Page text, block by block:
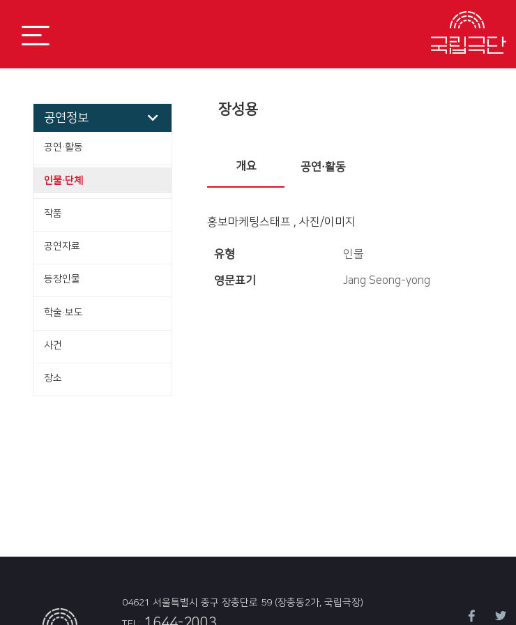
공연정보
공연·활동
인물·단체
작품
공연자료
등장인물
학술·보도
사건
장소
장성용
개요 공연·활동
홍보마케팅스태프 , 사진/이미지
유형 인물
영문표기 Jang Seong-yong
04621 서울특별시 중구 장충단로 59 (장충동2가, 국립극장)